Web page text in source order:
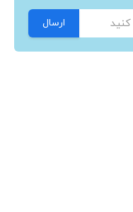
ارسال